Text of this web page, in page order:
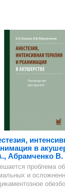
в
Абрамченко
проблема
и